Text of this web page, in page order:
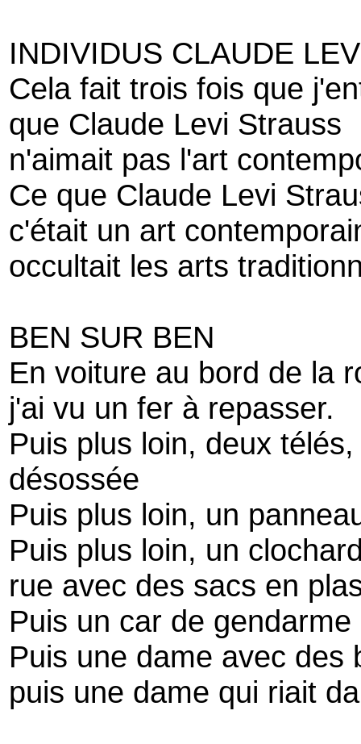
INDIVIDUS CLAUDE
Cela fait trois fois que
que Claude Levi Strauss
n'aimait pas l'art
Ce que Claude Levi
c'était un art
occultait les arts
BEN SUR BEN
En voiture au bord de la
j'ai vu un fer à repasser.
Puis plus loin, deux
désossée
Puis plus loin, un
Puis plus loin, un
rue avec des sacs en
Puis un car de gendarme
Puis une dame avec des
puis une dame qui riait